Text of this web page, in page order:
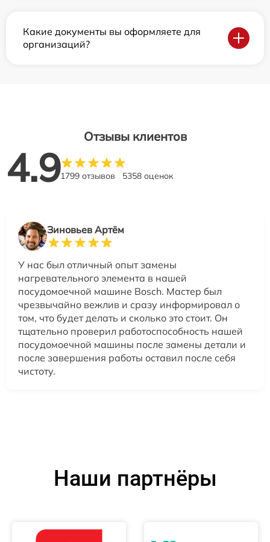
Какие документы вы оформляете для
организаций?
Отзывы клиентов
4.91799 отзывов 5358 оценок
Зиновьев Артём
У нас был отличный опыт замены
нагревательного элемента в нашей
посудомоечной машине Bosch. Мастер был
чрезвычайно вежлив и сразу информировал о
том, что будет делать и сколько это стоит. Он
тщательно проверил работоспособность нашей
посудомоечной машины после замены детали и
после завершения работы оставил после себя
чистоту.
Наши партнёры